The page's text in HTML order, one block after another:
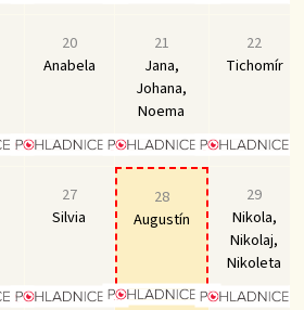
20
Anabela
21
Jana,
Johana,
Noema
22
Tichomír
27
Silvia
28
Augustín
29
Nikola,
Nikolaj,
Nikoleta